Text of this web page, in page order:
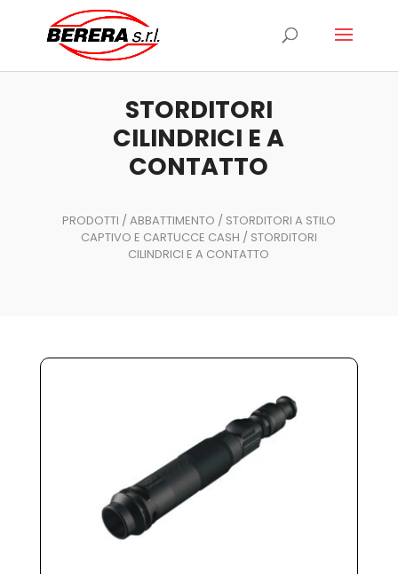
prodotti
STORDITORI
CILINDRICI E A
CONTATTO
PRODOTTI /ABBATTIMENTO / STORDITORI A STILO
CAPTIVO E CARTUCCE CASH / STORDITORI
CILINDRICI E A CONTATTO